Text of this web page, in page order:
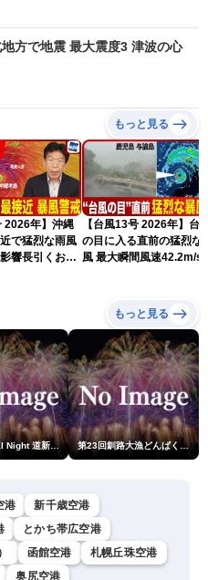
方で地震 最大震度3 津波の心
もっと見る
2026年】沖縄
で猛烈な雨風
響長引くおそ
【台風13号 2026年】台
の目に入る直前の猛烈な
風 最大瞬間風速42.2m/s
もっと見る
HBA Special Night 道新・秋華火（はなび） 第23回釧路大漁どんぱく花火大会 ～道新・光と音のファンタジー～
港
新千歳空港
とかち帯広空港
函館空港
札幌丘珠空港
奥尻空港